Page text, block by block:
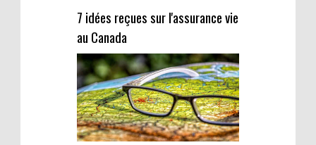
7 idées reçues sur l'assurance vie
au Canada